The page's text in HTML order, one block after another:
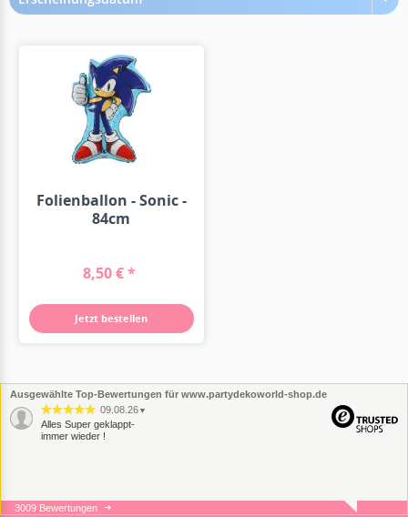
Folienballon - Sonic -
84cm
8,50 € *
Jetzt bestellen
Ausgewählte Top-Bewertungen für www.partydekoworld-shop.de
09.08.26 ▼
Alles Super geklappt-
immer wieder !
07.08.26▼
3009 Bewertungen